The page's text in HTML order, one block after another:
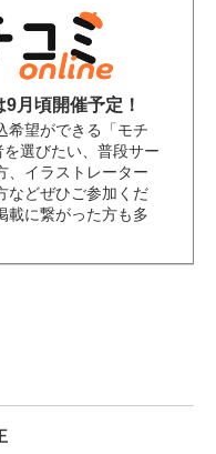
月頃開催予定！
希望ができる「モチ
選びたい、普段サー
、イラストレーター
などぜひご参加くだ
載に繋がった方も多